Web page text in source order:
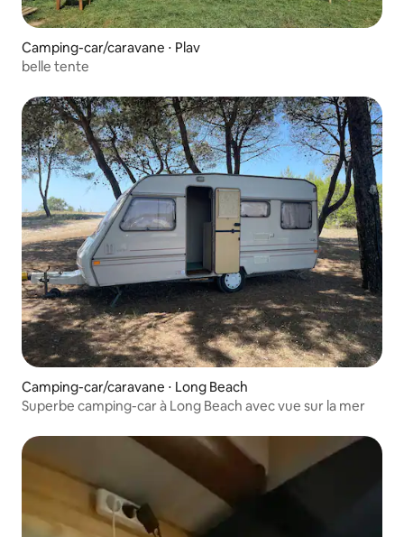
Camping-car/caravane ⋅ Plav
belle tente
Camping-car/caravane ⋅ Long Beach
Superbe camping-car à Long Beach avec vue sur la mer